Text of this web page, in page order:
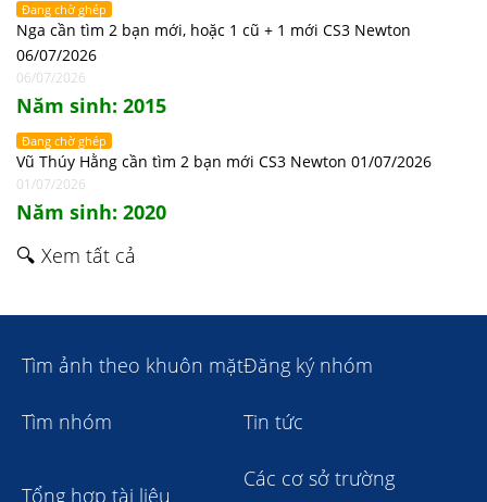
Đang chờ ghép
Nga cần tìm 2 bạn mới, hoặc 1 cũ + 1 mới CS3 Newton
06/07/2026
06/07/2026
Năm sinh: 2015
Đang chờ ghép
Vũ Thúy Hằng cần tìm 2 bạn mới CS3 Newton 01/07/2026
01/07/2026
Năm sinh: 2020
🔍 Xem tất cả
Tìm ảnh theo khuôn mặtĐăng ký nhóm
Tìm nhóm Tin tức
Tổng hợp tài liệu
Các cơ sở trường